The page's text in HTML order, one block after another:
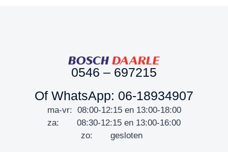
0546 – 697215
Of WhatsApp: 06-18934907
ma-vr: 08:00-12:15 en 13:00-18:00
za: 08:30-12:15 en 13:00-16:00
zo: gesloten